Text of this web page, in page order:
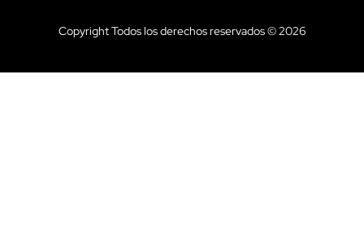
Copyright Todos los derechos reservados © 2026